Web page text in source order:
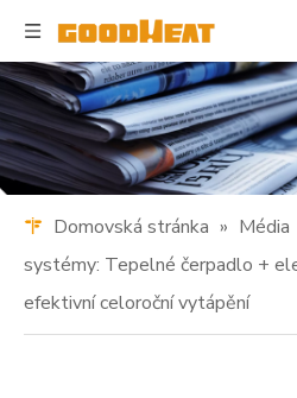
Domovská stránka » Média
systémy: Tepelné čerpadlo +
efektivní celoroční vytápění